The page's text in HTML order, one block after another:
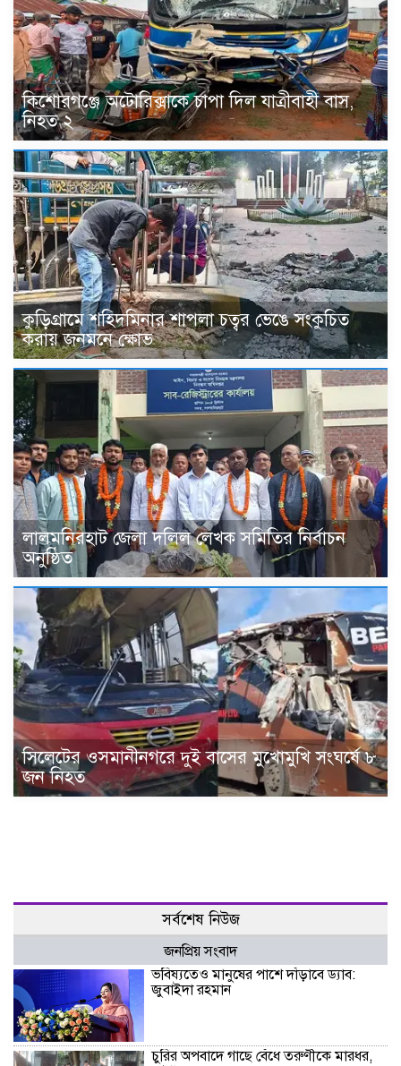
কিশোরগঞ্জে অটোরিক্সাকে চাপা দিল যাত্রীবাহী বাস,
নিহত ২
কুড়িগ্রামে শহিদমিনার শাপলা চত্বর ভেঙে সংকুচিত
করায় জনমনে ক্ষোভ
‎লালমনিরহাট জেলা দলিল লেখক সমিতির নির্বাচন
অনুষ্ঠিত
সিলেটের ওসমানীনগরে দুই বাসের মুখোমুখি সংঘর্ষে ৮
জন নিহত
সর্বশেষ নিউজ
জনপ্রিয় সংবাদ
ভবিষ্যতেও মানুষের পাশে দাঁড়াবে ড্যাব:
জুবাইদা রহমান
চুরির অপবাদে গাছে বেঁধে তরুণীকে মারধর,